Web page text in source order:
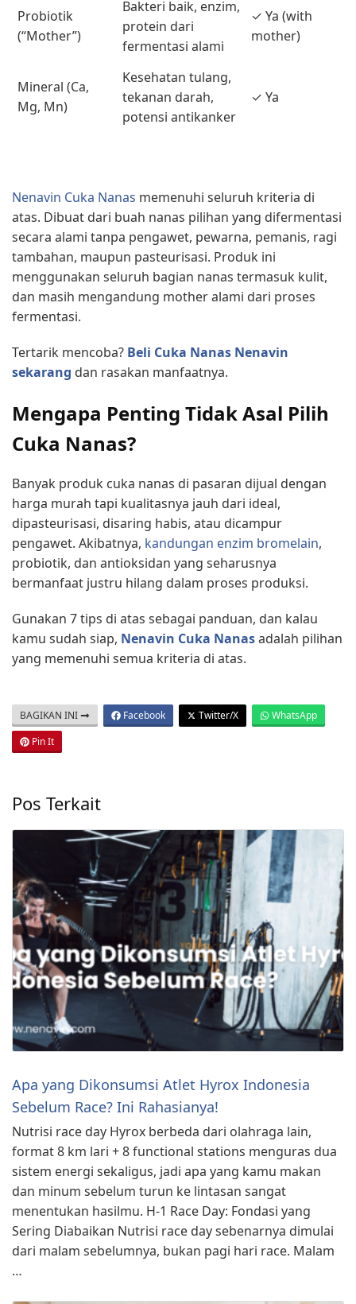
Probiotik
(“Mother”)
Bakteri baik, enzim,
protein dari
fermentasi alami
✓ Ya (with
mother)
Mineral (Ca,
Mg, Mn)
Kesehatan tulang,
tekanan darah,
potensi antikanker
✓ Ya
Nenavin Cuka Nanas memenuhi seluruh kriteria di
atas. Dibuat dari buah nanas pilihan yang difermentasi
secara alami tanpa pengawet, pewarna, pemanis, ragi
tambahan, maupun pasteurisasi. Produk ini
menggunakan seluruh bagian nanas termasuk kulit,
dan masih mengandung mother alami dari proses
fermentasi.
Tertarik mencoba? Beli Cuka Nanas Nenavin
sekarang dan rasakan manfaatnya.
Mengapa Penting Tidak Asal Pilih
Cuka Nanas?
Banyak produk cuka nanas di pasaran dijual dengan
harga murah tapi kualitasnya jauh dari ideal,
dipasteurisasi, disaring habis, atau dicampur
pengawet. Akibatnya, kandungan enzim bromelain,
probiotik, dan antioksidan yang seharusnya
bermanfaat justru hilang dalam proses produksi.
Gunakan 7 tips di atas sebagai panduan, dan kalau
kamu sudah siap, Nenavin Cuka Nanasadalah pilihan
yang memenuhi semua kriteria di atas.
BAGIKAN INI Facebook Twitter/X
WhatsApp
Pin It
Pos Terkait
Apa yang Dikonsumsi Atlet Hyrox Indonesia
Sebelum Race? Ini Rahasianya!
Nutrisi race day Hyrox berbeda dari olahraga lain,
format 8 km lari + 8 functional stations menguras dua
sistem energi sekaligus, jadi apa yang kamu makan
dan minum sebelum turun ke lintasan sangat
menentukan hasilmu. H-1 Race Day: Fondasi yang
Sering Diabaikan Nutrisi race day sebenarnya dimulai
dari malam sebelumnya, bukan pagi hari race. Malam
…